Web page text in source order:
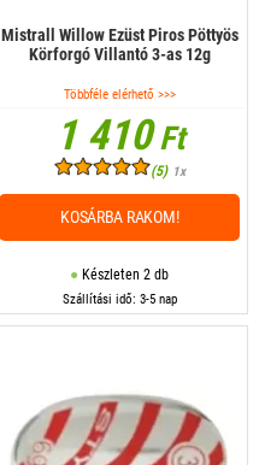
Mistrall Willow Ezüst Piros Pöttyös
Körforgó Villantó 3-as 12g
Többféle elérhető >>>
1 410Ft
(5) 1x
Készleten 2 db
Szállítási idő: 3-5 nap
KOSÁRBA RAKOM!